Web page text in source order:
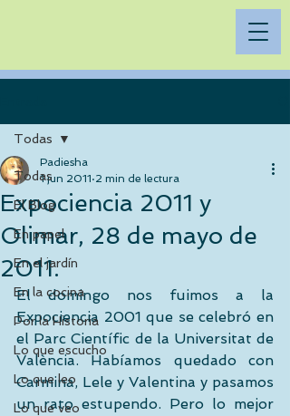
Todas
El Blog
En papel
En el jardín
En la cocina
Por la Historia
Lo que escucho
Lo que leo
Lo que veo
Todas
Expociencia 2011 y
Olimar, 28 de mayo de
2011.
Padiesha
1 jun 2011 2 min de lectura
El domingo nos fuimos a la
Expociencia 2001 que se celebró en
el Parc Científic de la Universitat de
València. Habíamos quedado con
Carmina, Lele y Valentina y pasamos
un rato estupendo. Pero lo mejor